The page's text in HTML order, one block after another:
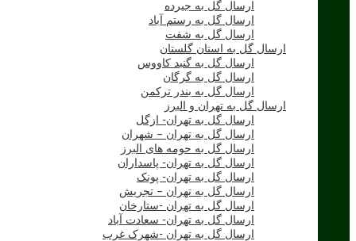
ارسال گل به جیرده
ارسال گل به رستم آباد
ارسال گل به شفت
ارسال گل به استان گلستان
ارسال گل به گنبد کاووس
ارسال گل به گرگان
ارسال گل به بندر ترکمن
ارسال گل به تهران و البرز
ارسال گل به تهران- ازگل
ارسال گل به تهران – شهران
ارسال گل به حومه های البرز
ارسال گل به تهران- پاسداران
ارسال گل به تهران- پونک
ارسال گل به تهران – تجریش
ارسال گل به تهران -ستارخان
ارسال گل به تهران- سعادت آباد
ارسال گل به تهران -شهرک غرب